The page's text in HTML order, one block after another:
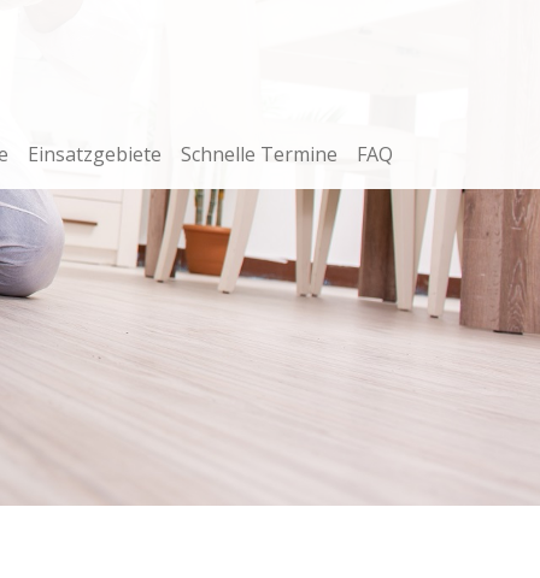
Einsatzgebiete Schnelle Termine FAQ